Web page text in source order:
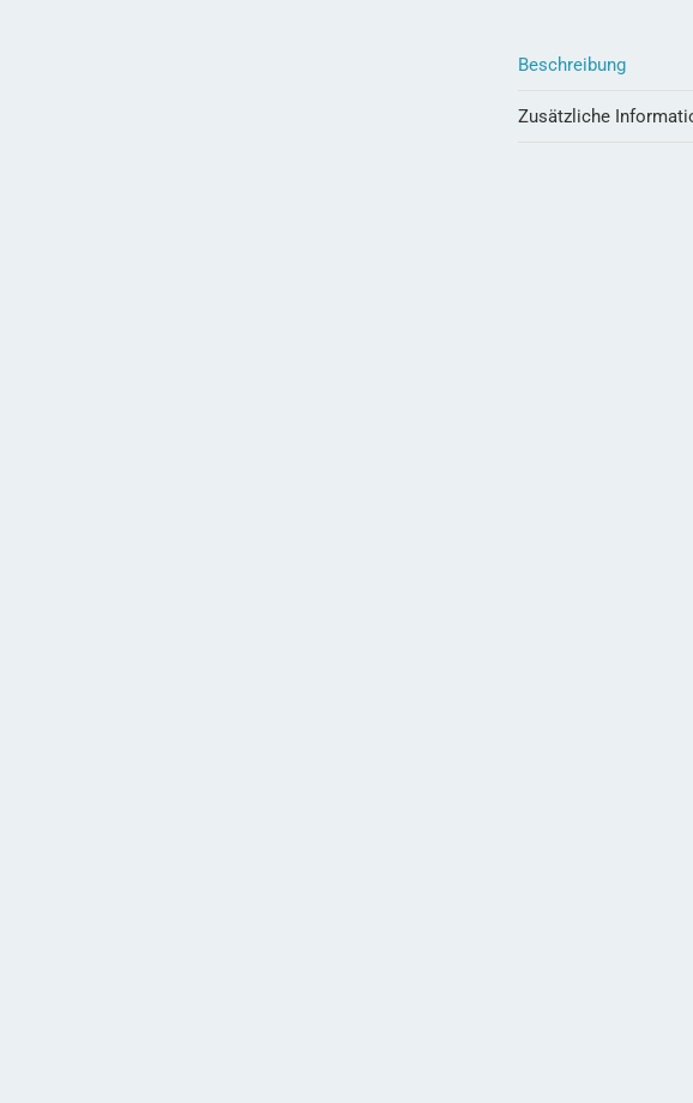
Beschreibung
Zusätzliche